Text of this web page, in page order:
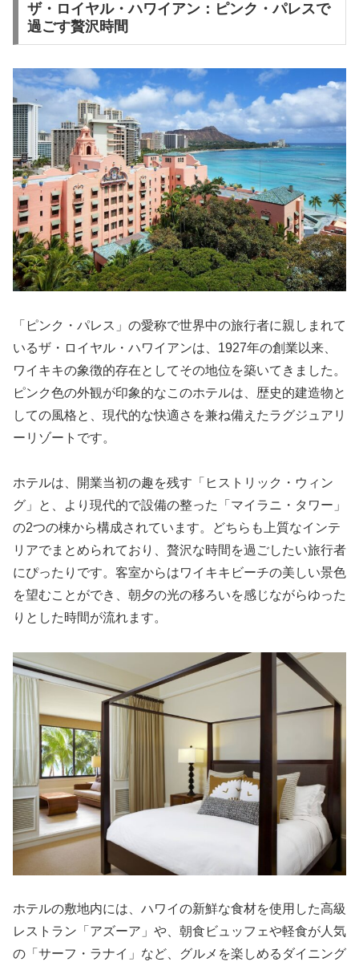
ザ・ロイヤル・ハワイアン：ピンク・パレスで
過ごす贅沢時間
「ピンク・パレス」の愛称で世界中の旅行者に親しまれて
いるザ・ロイヤル・ハワイアンは、1927年の創業以来、
ワイキキの象徴的存在としてその地位を築いてきました。
ピンク色の外観が印象的なこのホテルは、歴史的建造物と
しての風格と、現代的な快適さを兼ね備えたラグジュアリ
ーリゾートです。
ホテルは、開業当初の趣を残す「ヒストリック・ウィン
グ」と、より現代的で設備の整った「マイラニ・タワー」
の2つの棟から構成されています。どちらも上質なインテ
リアでまとめられており、贅沢な時間を過ごしたい旅行者
にぴったりです。客室からはワイキキビーチの美しい景色
を望むことができ、朝夕の光の移ろいを感じながらゆった
りとした時間が流れます。
ホテルの敷地内には、ハワイの新鮮な食材を使用した高級
レストラン「アズーア」や、朝食ビュッフェや軽食が人気
の「サーフ・ラナイ」など、グルメを楽しめるダイニング